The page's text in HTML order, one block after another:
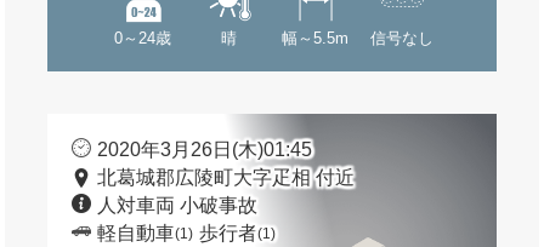
0～24歳 晴 幅～5.5m 信号なし
2020年3月26日(木)01:45
北葛城郡広陵町大字疋相 付近
人対車両 小破事故
軽自動車(1) 歩行者(1)